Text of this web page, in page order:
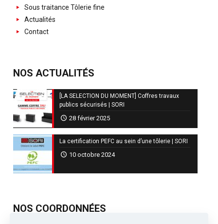
Sous traitance Tôlerie fine
Actualités
Contact
NOS ACTUALITÉS
[LA SELECTION DU MOMENT] Coffres travaux
publics sécurisés | SORI
28 février 2025
La certification PEFC au sein d’une tôlerie | SORI
10 octobre 2024
NOS COORDONNÉES